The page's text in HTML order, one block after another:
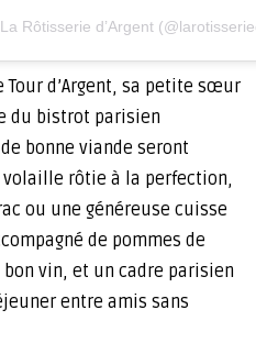
Rôtisserie d’Argent
d’Argent, sa petite sœur
du bistrot parisien
bonne viande seront
rôtie à la perfection,
ou une généreuse cuisse
de pommes de
vin, et un cadre parisien
entre amis sans